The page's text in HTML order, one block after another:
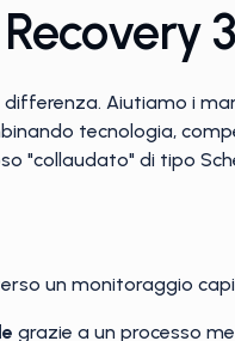
differenza. Aiutiamo i
tecnologia,
"collaudato" di tipo
un monitoraggio
grazie a un processo